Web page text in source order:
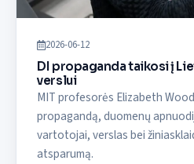
2026-06-12
DI propaganda taikosi į
verslui
MIT profesorės Elizabeth
propagandą, duomenų
vartotojai, verslas bei
atsparumą.